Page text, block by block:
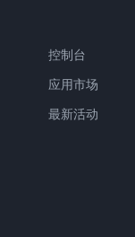
控制台
应用市场
最新活动